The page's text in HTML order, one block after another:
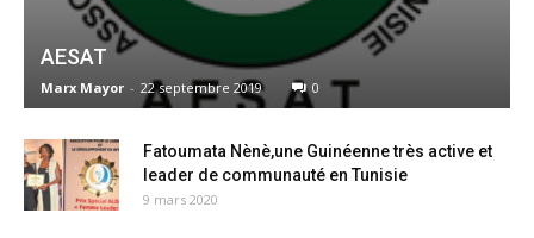
AESAT
Marx Mayor - 22 septembre 2019 0
Fatoumata Nènè,une Guinéenne très active et
leader de communauté en Tunisie
9 mars 2020